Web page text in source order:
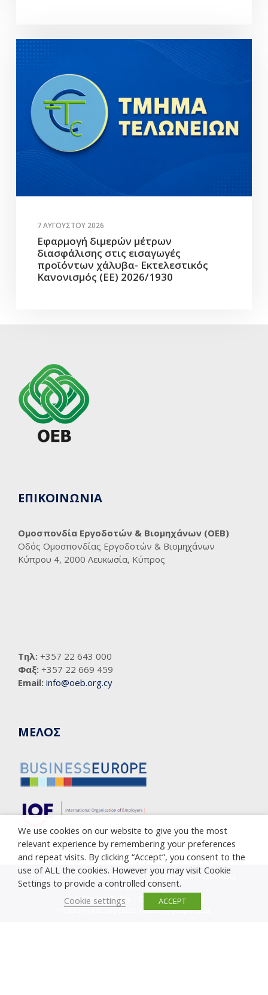
7 ΑΥΓΟΎΣΤΟΥ 2026
Εφαρμογή διμερών μέτρων
διασφάλισης στις εισαγωγές
προϊόντων χάλυβα- Εκτελεστικός
Κανονισμός (ΕΕ) 2026/1930
ΕΠΙΚΟΙΝΩΝΙΑ
Ομοσπονδία Εργοδοτών & Βιομηχάνων (ΟΕΒ)
Οδός Ομοσπονδίας Εργοδοτών & Βιομηχάνων
Κύπρου 4, 2000 Λευκωσία, Κύπρος
Τηλ: +357 22 643 000
Φαξ: +357 22 669 459
Email: info@oeb.org.cy
ΜΕΛΟΣ
Copyright © 2005-2023 Cyprus Employers & Industrialists
Federation (OEB)
Privacy Policy
Cookie Policy
Υποβολή καταγγελίας κατά της διαφθοράς
We use cookies on our website to give you the most
relevant experience by remembering your preferences
and repeat visits. By clicking “Accept”, you consent to the
use of ALL the cookies. However you may visit Cookie
Settings to provide a controlled consent.
Cookie settings
ACCEPT